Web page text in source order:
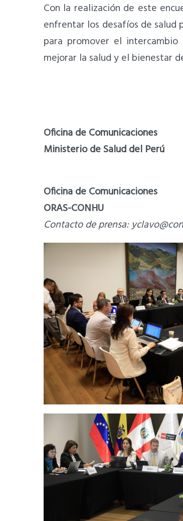
Con la realización de este
enfrentar los desafíos de salud
para promover el
mejorar la salud y el bienestar
Oficina de Comunicaciones
Ministerio de Salud del Perú
Oficina de Comunicaciones
ORAS-CONHU
Contacto de prensa: